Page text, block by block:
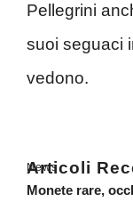
Pellegrini
suoi seguaci
vedono.
Articoli
News
Monete rare,